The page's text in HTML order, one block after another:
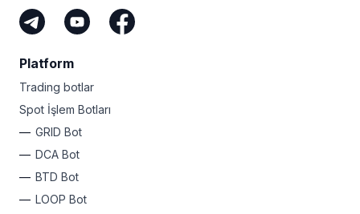
Platform
Trading botlar
Spot İşlem Botları
GRID Bot
DCA Bot
BTD Bot
LOOP Bot